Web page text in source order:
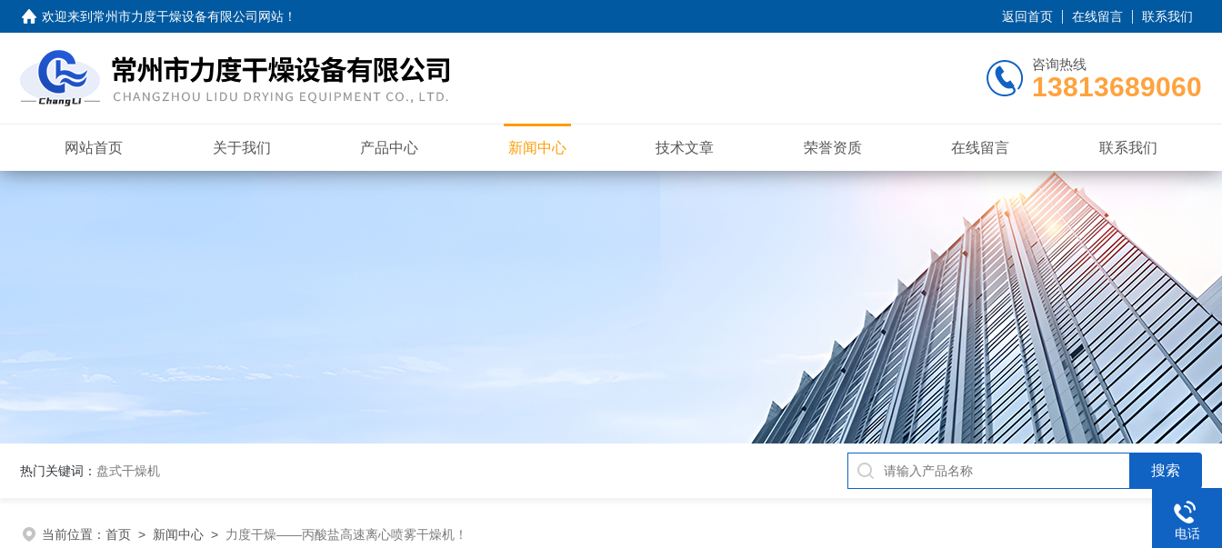
欢迎来到常州市力度干燥设备有限公司网站 ！ 返回首页 在线留言 联系我们
咨询热线
13813689060
网站首页 关于我们 产品中心 新闻中心 技术文章 荣誉资质 在线留言 联系我们
热门关键词： 盘式干燥机
当前位置： 首页 > 新闻中心 > 力度干燥——丙酸盐高速离心喷雾干燥机！ 电话